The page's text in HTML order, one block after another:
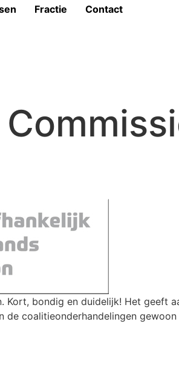
Fractie Contact
Kort, bondig en duidelijk! Het geeft
de coalitieonderhandelingen